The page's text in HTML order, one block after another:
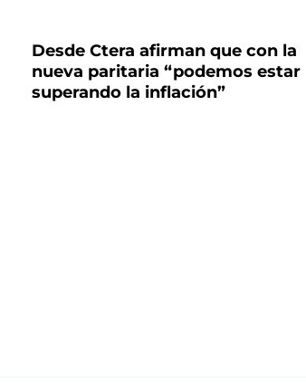
Desde Ctera afirman que con la
nueva paritaria “podemos estar
superando la inflación”